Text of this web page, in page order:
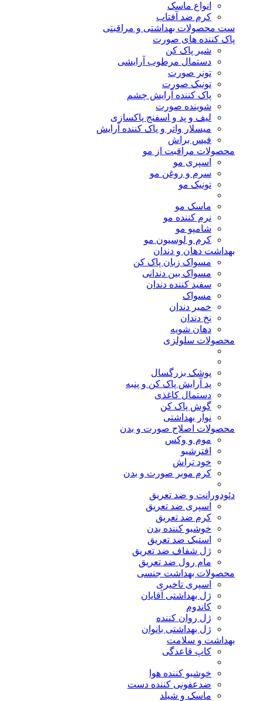
انواع ماسک
کرم ضد آفتاب
ست محصولات بهداشتی و مراقبتی
پاک کننده های صورت
شیر پاک کن
دستمال مرطوب آرایشی
تونر صورت
تونیک صورت
پاک کننده آرایش چشم
شوینده صورت
لیف و پد و اسفنج پاکسازی
میسلار واتر و پاک کننده آرایش
فیس براش
محصولات مراقبت از مو
اسپری مو
سرم و روغن مو
تونیک مو
ماسک مو
نرم کننده مو
شامپو مو
کرم و لوسیون مو
بهداشت دهان و دندان
مسواک زبان پاک کن
مسواک بین دندانی
سفید کننده دندان
مسواک
خمیر دندان
نخ دندان
دهان شویه
محصولات سلولزی
پوشک بزرگسال
پد آرایش پاک کن و پنبه
دستمال کاغذی
گوش پاک کن
نوار بهداشتی
محصولات اصلاح صورت و بدن
موم و وکس
افترشیو
خود تراش
کرم موبر صورت و بدن
دئودورانت و ضد تعریق
اسپری ضد تعریق
کرم ضد تعریق
خوشبو کننده بدن
استیک ضد تعریق
ژل شفاف ضد تعریق
مام رول ضد تعریق
محصولات بهداشت جنسی
اسپری تاخیری
ژل بهداشتی آقایان
کاندوم
ژل روان کننده
ژل بهداشتی بانوان
بهداشت و سلامت
کاپ قاعدگی
خوشبو کننده هوا
ضدعفونی کننده دست
ماسک و شیلد